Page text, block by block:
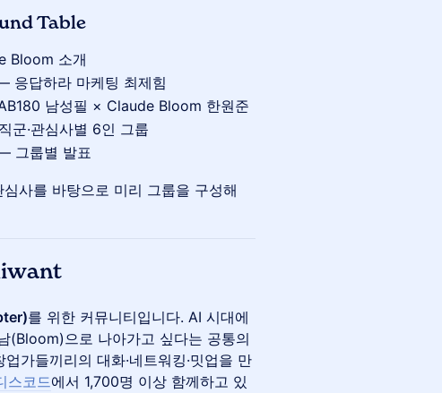
Table
Bloom 소개
응답하라 마케팅 최제힘
남성필 × Claude Bloom 한원준
군·관심사별 6인 그룹
그룹별 발표
사를 바탕으로 미리 그룹을 구성해
를 위한 커뮤니티입니다. AI 시대에
(Bloom)으로 나아가고 싶다는 공통의
가들끼리의 대화·네트워킹·밋업을 만
스코드에서 1,700명 이상 함께하고 있